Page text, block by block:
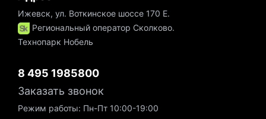
Ижевск, ул. Воткинское шоссе 170 Е.
Региональный оператор Сколково.
Технопарк Нобель
8 495 1985800
Заказать звонок
Режим работы: Пн-Пт 10:00-19:00